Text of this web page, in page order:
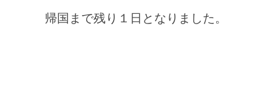
帰国まで残り１日となりました。